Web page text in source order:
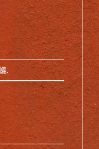
.